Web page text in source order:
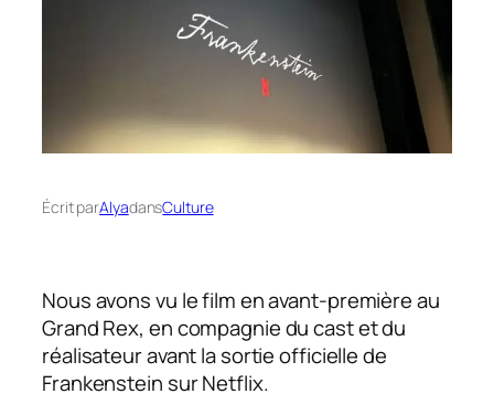
Écrit parAlyadansCulture
Nous avons vu le film en avant-première au
Grand Rex, en compagnie du cast et du
réalisateur avant la sortie officielle de
Frankenstein sur Netflix.